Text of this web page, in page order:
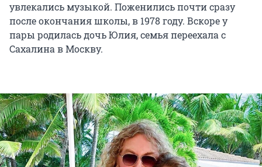
увлекались музыкой. Поженились почти сразу
после окончания школы, в 1978 году. Вскоре у
пары родилась дочь Юлия, семья переехала с
Сахалина в Москву.